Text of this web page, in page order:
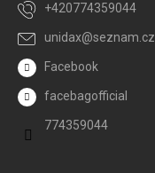
unidax@seznam.cz
+420774359044
Facebook
facebagofficial
774359044